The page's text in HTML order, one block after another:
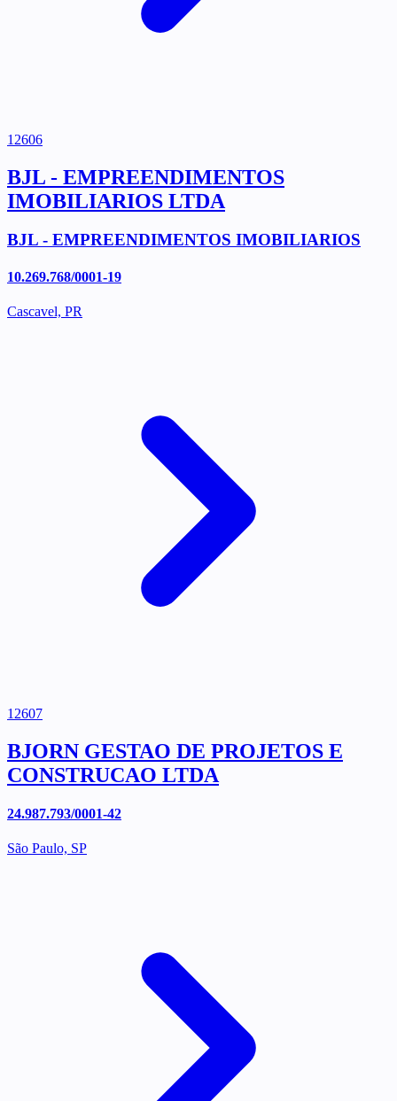
12606
BJL - EMPREENDIMENTOS
IMOBILIARIOS LTDA
BJL - EMPREENDIMENTOS IMOBILIARIOS
10.269.768/0001-19
Cascavel, PR
12607
BJORN GESTAO DE PROJETOS E
CONSTRUCAO LTDA
24.987.793/0001-42
São Paulo, SP